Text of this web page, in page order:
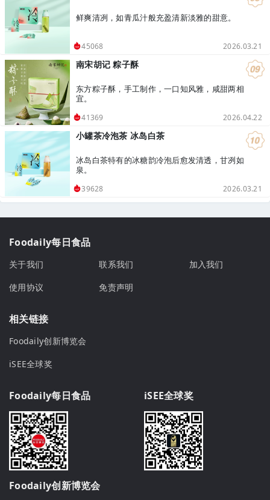
鲜爽清冽，如青瓜汁般充盈清新淡雅的甜意。
45068 2026.03.21
南宋胡记 粽子酥
东方粽子酥，手工制作，一口知风雅，咸甜两相
宜。
41369 2026.04.22
小罐茶冷泡茶 冰岛白茶
冰岛白茶特有的冰糖韵冷泡后愈发清透，甘冽如
泉。
39628 2026.03.21
Foodaily每日食品
关于我们 联系我们
加入我们
使用协议
免责声明
相关链接
Foodaily创新博览会
iSEE全球奖
Foodaily每日食品 iSEE全球奖
Foodaily创新博览会